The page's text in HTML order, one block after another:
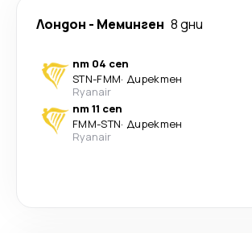
Лондон - Меминген 8 дни
пт 04 сеп
STN-FMM· Директен
Ryanair
пт 11 сеп
FMM-STN· Директен
Ryanair